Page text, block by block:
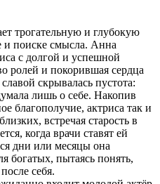
трогательную и глубокую
и поиске смысла. Анна
с долгой и успешной
ролей и покорившая сердца
скрывалась пустота:
лишь о себе. Накопив
благополучие, актриса так и
встречая старость в
когда врачи ставят ей
дни или месяцы она
богатых, пытаясь понять,
себя.